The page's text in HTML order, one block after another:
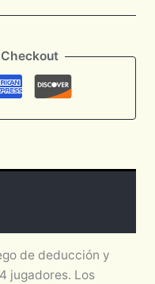
de deducción y
jugadores. Los